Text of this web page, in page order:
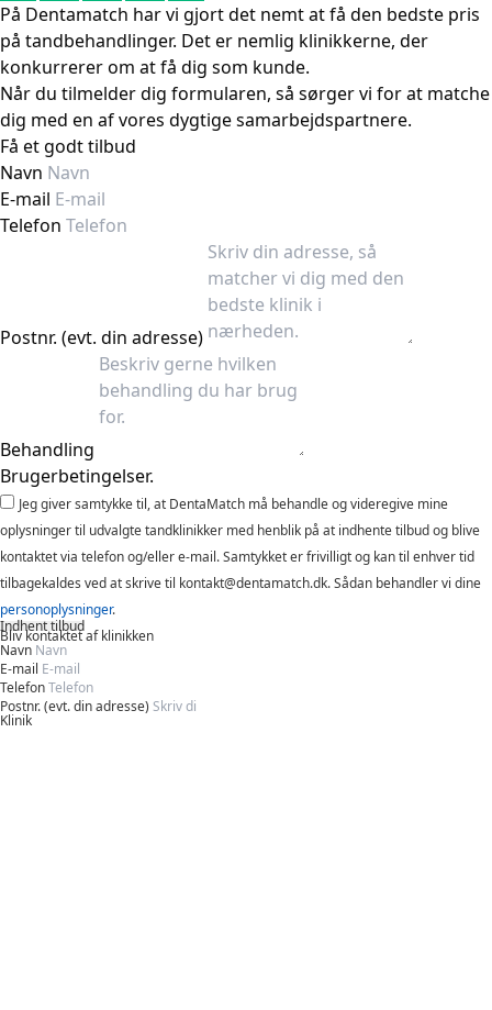
På Dentamatch har vi gjort det nemt at få den bedste pris
på tandbehandlinger. Det er nemlig klinikkerne, der
konkurrerer om at få dig som kunde.
Når du tilmelder dig formularen, så sørger vi for at matche
dig med en af vores dygtige samarbejdspartnere.
Få et godt tilbud
Navn
E-mail
Telefon
Postnr. (evt. din adresse)
Behandling
Brugerbetingelser.
Jeg giver samtykke til, at DentaMatch må behandle og videregive mine
oplysninger til udvalgte tandklinikker med henblik på at indhente tilbud og blive
kontaktet via telefon og/eller e-mail. Samtykket er frivilligt og kan til enhver tid
tilbagekaldes ved at skrive til kontakt@dentamatch.dk. Sådan behandler vi dine
personoplysninger.
Indhent tilbud
Bliv kontaktet af klinikken
Navn
E-mail
Telefon
Postnr. (evt. din adresse)
Klinik